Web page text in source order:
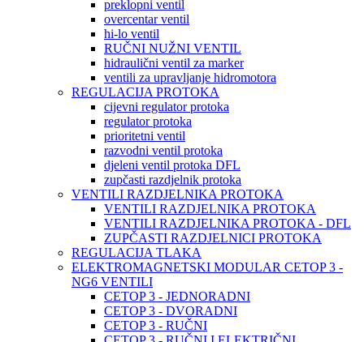
preklopni ventil
overcentar ventil
hi-lo ventil
RUČNI NUŽNI VENTIL
hidraulični ventil za marker
ventili za upravljanje hidromotora
REGULACIJA PROTOKA
cijevni regulator protoka
regulator protoka
prioritetni ventil
razvodni ventil protoka
djeleni ventil protoka DFL
zupčasti razdjelnik protoka
VENTILI RAZDJELNIKA PROTOKA
VENTILI RAZDJELNIKA PROTOKA
VENTILI RAZDJELNIKA PROTOKA - DFL
ZUPČASTI RAZDJELNICI PROTOKA
REGULACIJA TLAKA
ELEKTROMAGNETSKI MODULAR CETOP 3 -
NG6 VENTILI
CETOP 3 - JEDNORADNI
CETOP 3 - DVORADNI
CETOP 3 - RUČNI